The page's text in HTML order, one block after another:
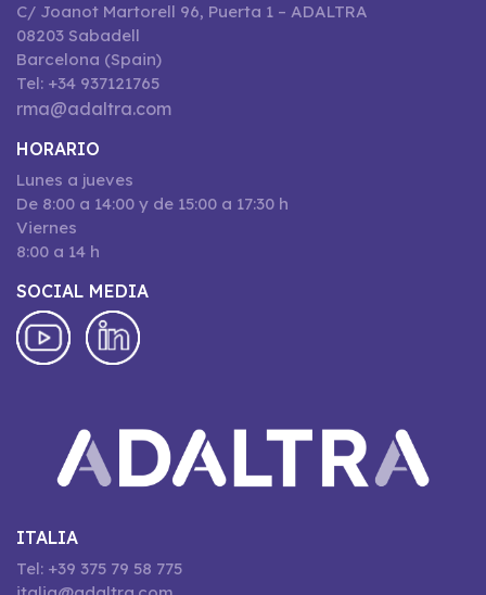
C/ Joanot Martorell 96, Puerta 1 – ADALTRA
08203 Sabadell
Barcelona (Spain)
Tel: +34 937121765
rma@adaltra.com
HORARIO
Lunes a jueves
De 8:00 a 14:00 y de 15:00 a 17:30 h
Viernes
8:00 a 14 h
SOCIAL MEDIA
ITALIA
Tel: +39 375 79 58 775